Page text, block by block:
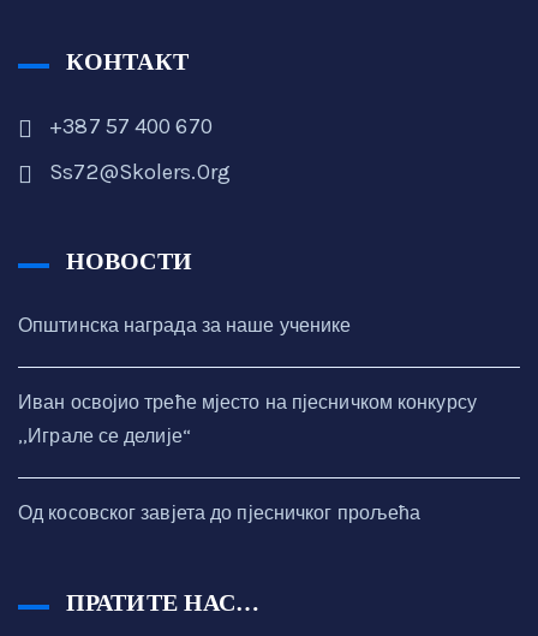
КОНТАКТ
+387 57 400 670
Ss72@skolers.org
НОВОСТИ
Општинска награда за наше ученике
Иван освојио треће мјесто на пјесничком конкурсу
,,Играле се делије“
Од косовског завјета до пјесничког прољећа
ПРАТИТЕ НАС…